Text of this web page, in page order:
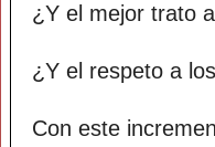
¿Y el mejor trato
¿Y el respeto a
Con este